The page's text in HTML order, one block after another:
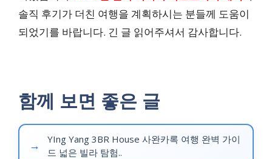
솔직 후기가 더친 여행을 계획하시는 분들께 도움이
되었기를 바랍니다. 긴 글 읽어주셔서 감사합니다.
함께 보면 좋은 글
YIng Yang 3BR House 사완카록 여행 완벽 가이
드 넓은 빌라 탐험..